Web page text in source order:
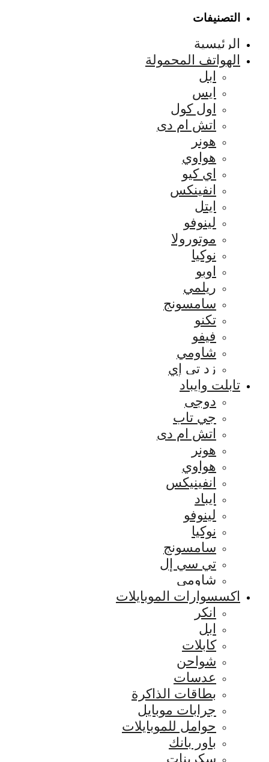
التصنيفات
الرئيسية
الهواتف المحمولة
ابل
ايس
اول كول
اتش ام دى
هونر
هواوي
اي كيو
انفينكس
ايتل
لينوفو
موتورولا
نوكيا
اوبو
ريلمي
سامسونج
تكنو
فيفو
شاومي
زد تي إي
تابلت وايباد
دوجى
جي تاب
اتش ام دى
هونر
هواوي
انفينيكس
ايباد
لينوفو
نوكيا
سامسونج
تي سي إل
شاومي
اكسسوارات الموبايلات
انكر
ابل
كابلات
شواحن
عدسات
بطاقات الذاكرة
جرابات موبايل
حوامل للموبايلات
باور بانك
سكرينات